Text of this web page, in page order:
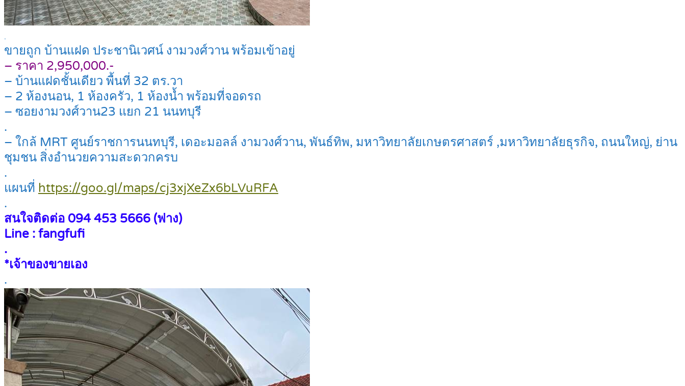
.
ขายถูก บ้านแฝด ประชานิเวศน์ งามวงศ์วาน พร้อมเข้าอยู่
– ราคา 2,950,000.-
– บ้านแฝดชั้นเดียว พื้นที่ 32 ตร.วา
– 2 ห้องนอน, 1 ห้องครัว, 1 ห้องน้ำ พร้อมที่จอดรถ
– ซอยงามวงศ์วาน23 แยก 21 นนทบุรี
.
– ใกล้ MRT ศูนย์ราชการนนทบุรี, เดอะมอลล์ งามวงศ์วาน, พันธ์ทิพ, มหาวิทยาลัยเกษตรศาสตร์ ,มหาวิทยาลัยธุรกิจ, ถนนใหญ่, ย่าน
ชุมชน สิ่งอำนวยความสะดวกครบ
.
แผนที่ https://goo.gl/maps/cj3xjXeZx6bLVuRFA
.
สนใจติดต่อ 094 453 5666 (ฟาง)
Line : fangfufi
.
*เจ้าของขายเอง
.